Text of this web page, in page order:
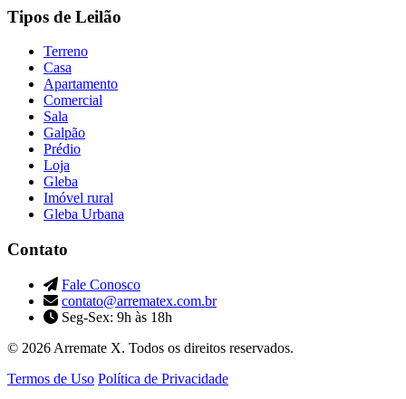
Tipos de Leilão
Terreno
Casa
Apartamento
Comercial
Sala
Galpão
Prédio
Loja
Gleba
Imóvel rural
Gleba Urbana
Contato
Fale Conosco
contato@arrematex.com.br
Seg-Sex: 9h às 18h
© 2026 Arremate X. Todos os direitos reservados.
Termos de Uso Política de Privacidade